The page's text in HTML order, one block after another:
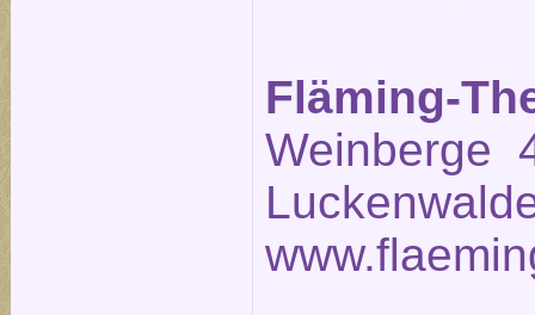
Fläming-
Weinberge